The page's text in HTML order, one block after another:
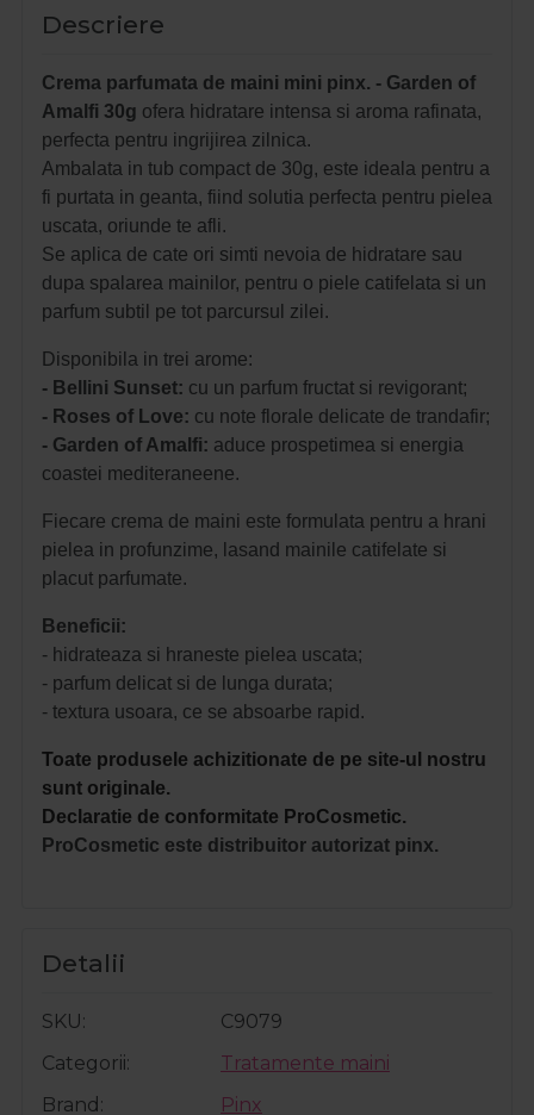
Descriere
Crema parfumata de maini mini pinx. - Garden of
Amalfi 30g ofera hidratare intensa si aroma rafinata,
perfecta pentru ingrijirea zilnica.
Ambalata in tub compact de 30g, este ideala pentru a
fi purtata in geanta, fiind solutia perfecta pentru pielea
uscata, oriunde te afli.
Se aplica de cate ori simti nevoia de hidratare sau
dupa spalarea mainilor, pentru o piele catifelata si un
parfum subtil pe tot parcursul zilei.
Disponibila in trei arome:
- Bellini Sunset: cu un parfum fructat si revigorant;
- Roses of Love: cu note florale delicate de trandafir;
- Garden of Amalfi: aduce prospetimea si energia
coastei mediteraneene.
Fiecare crema de maini este formulata pentru a hrani
pielea in profunzime, lasand mainile catifelate si
placut parfumate.
Beneficii:
- hidrateaza si hraneste pielea uscata;
- parfum delicat si de lunga durata;
- textura usoara, ce se absoarbe rapid.
Toate produsele achizitionate de pe site-ul nostru
sunt originale.
Declaratie de conformitate ProCosmetic.
ProCosmetic este distribuitor autorizat pinx.
Detalii
SKU
C9079
Categorii
Tratamente maini
Brand
Pinx